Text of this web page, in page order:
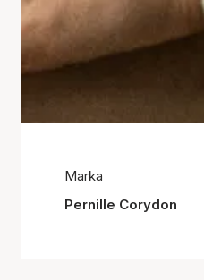
Marka
Pernille Corydon